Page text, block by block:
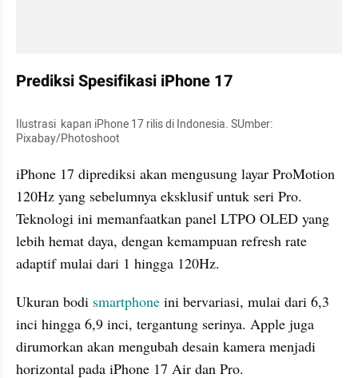
Prediksi Spesifikasi iPhone 17
Ilustrasi  kapan iPhone 17 rilis di Indonesia. SUmber:
Pixabay/Photoshoot
iPhone 17 diprediksi akan mengusung layar ProMotion
120Hz yang sebelumnya eksklusif untuk seri Pro.
Teknologi ini memanfaatkan panel LTPO OLED yang
lebih hemat daya, dengan kemampuan refresh rate
adaptif mulai dari 1 hingga 120Hz.
Ukuran bodi smartphone ini bervariasi, mulai dari 6,3
inci hingga 6,9 inci, tergantung serinya. Apple juga
dirumorkan akan mengubah desain kamera menjadi
horizontal pada iPhone 17 Air dan Pro.